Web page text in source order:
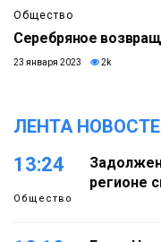
Общество
Серебряное
23 января 2023 2k
ЛЕНТА
13:24
Общество
регионе